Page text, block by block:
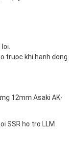
truoc khi hanh dong.
12mm Asaki AK-
SSR ho tro LLM